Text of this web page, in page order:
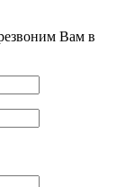
Вам в